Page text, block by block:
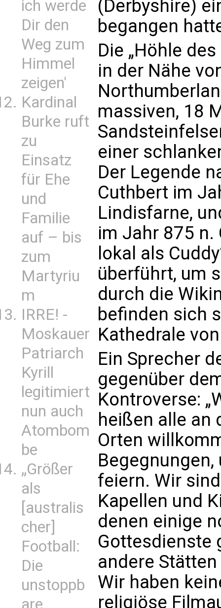
ich werde
Dir den
Weg zum
Himmel
zeigen'
Kardinal
Burke ruft
zu
Einsatz
für Ehe
und
Familie
auf – bis
zum
Martyriu
m
IRRE! -
Moskauer
Patriarch
Kyrill
legitimiert
nun auch
Atombom
be
„Größer
als
[australis
cher]
Football:
Die
unstoppb
are
(Derbyshire)
begangen
Die „Höhle
in der Nähe
massiven, 18
einer
Der Legende
Cuthbert im
Lindisfarne,
im Jahr 875 n.
lokal als
überführt, um
durch die
befinden sich
Kathedrale
Ein Sprecher
gegenüber
Kontroverse:
heißen alle an
Orten
feiern. Wir
Kapellen und
denen einige
Gottesdienste
andere
Wir haben
religiöse